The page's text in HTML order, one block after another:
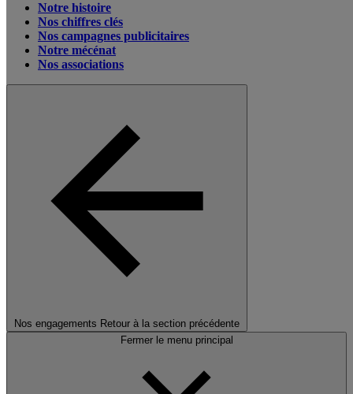
Notre histoire
Nos chiffres clés
Nos campagnes publicitaires
Notre mécénat
Nos associations
Nos engagements Retour à la section précédente
Fermer le menu principal